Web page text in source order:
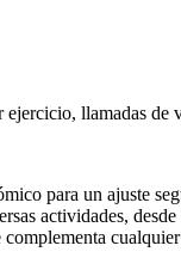
ejercicio, llamadas de
para un ajuste
actividades,